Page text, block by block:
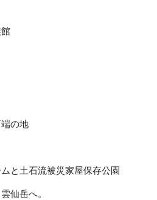
の地
と土石流被災家屋保存公園
仙岳へ。